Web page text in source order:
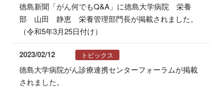
徳島新聞「がん何でもQ&A」に徳島大学病院 栄養
部 山田 静恵 栄養管理部門長が掲載されました。
（令和5年3月25日付け）
2023/02/12 トピックス
徳島大学病院がん診療連携センターフォーラムが掲載
されました。